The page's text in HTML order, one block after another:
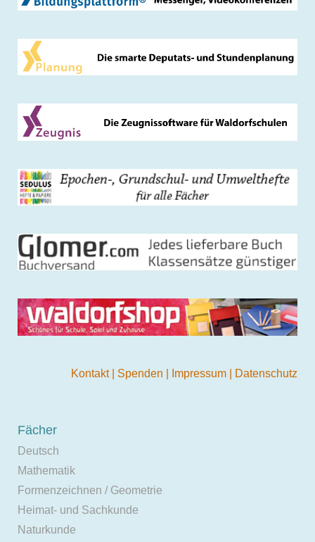
Kontakt Spenden Impressum Datenschutz
Fächer
Deutsch
Mathematik
Formenzeichnen / Geometrie
Heimat- und Sachkunde
Naturkunde